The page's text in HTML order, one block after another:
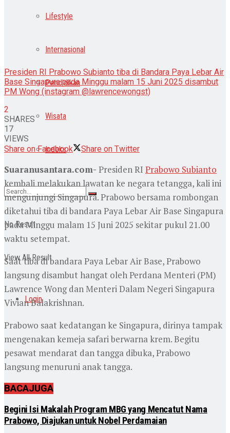
Lifestyle
Internasional
Pendidikan
Wisata
Indeks
No Result
View All Result
Login
Presiden RI Prabowo Subianto tiba di Bandara Paya Lebar Air
Base Singapura pada Minggu malam 15 Juni 2025 disambut
PM Wong (instagram @lawrencewongst)
2
SHARES
17
VIEWS
Share on Facebook
Share on Twitter
Suaranusantara.com- Presiden RI Prabowo Subianto
kembali melakukan lawatan ke negara tetangga, kali ini
mengunjungi Singapura. Prabowo bersama rombongan
diketahui tiba di bandara Paya Lebar Air Base Singapura
pada Minggu malam 15 Juni 2025 sekitar pukul 21.00
waktu setempat.
Saat tiba di bandara Paya Lebar Air Base, Prabowo
langsung disambut hangat oleh Perdana Menteri (PM)
Lawrence Wong dan Menteri Dalam Negeri Singapura
Vivian Balakrishnan.
Prabowo saat kedatangan ke Singapura, dirinya tampak
mengenakan kemeja safari berwarna krem. Begitu
pesawat mendarat dan tangga dibuka, Prabowo
langsung menuruni anak tangga.
BACAJUGA
Begini Isi Makalah Program MBG yang Mencatut Nama
Prabowo, Diajukan untuk Nobel Perdamaian